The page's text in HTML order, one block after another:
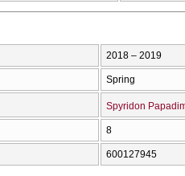
2018 – 2019
Spring
Spyridon
8
600127945